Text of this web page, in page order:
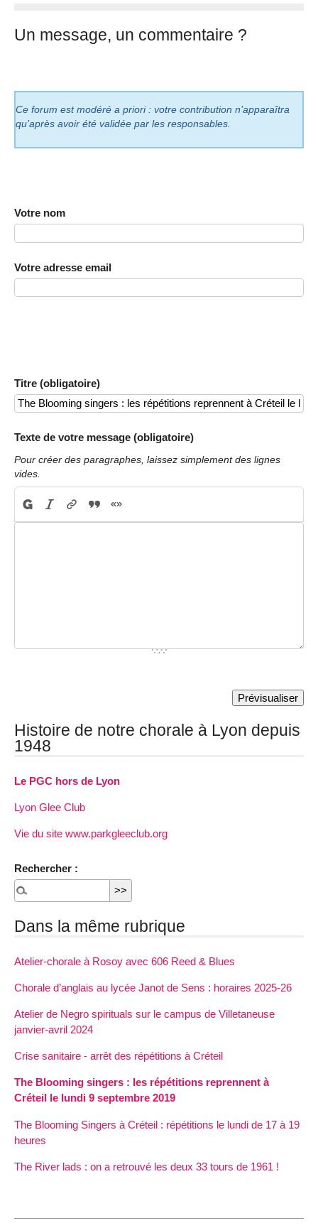
Un message, un commentaire ?
Ce forum est modéré a priori : votre contribution n’apparaîtra
qu’après avoir été validée par les responsables.
Votre nom
Votre adresse email
Titre (obligatoire)
Texte de votre message (obligatoire)
Pour créer des paragraphes, laissez simplement des lignes
vides.
Histoire de notre chorale à Lyon depuis
1948
Le PGC hors de Lyon
Lyon Glee Club
Vie du site www.parkgleeclub.org
Rechercher :
Dans la même rubrique
Atelier-chorale à Rosoy avec 606 Reed & Blues
Chorale d’anglais au lycée Janot de Sens : horaires 2025-26
Atelier de Negro spirituals sur le campus de Villetaneuse
janvier-avril 2024
Crise sanitaire - arrêt des répétitions à Créteil
The Blooming singers : les répétitions reprennent à
Créteil le lundi 9 septembre 2019
The Blooming Singers à Créteil : répétitions le lundi de 17 à 19
heures
The River lads : on a retrouvé les deux 33 tours de 1961 !